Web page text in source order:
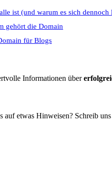
ist (und warum es sich dennoch
gehört die Domain
für Blogs
Informationen über
auf etwas Hinweisen? Schreib